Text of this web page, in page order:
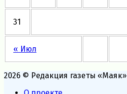
« Июл
31
2026 © Редакция газеты «Маяк»